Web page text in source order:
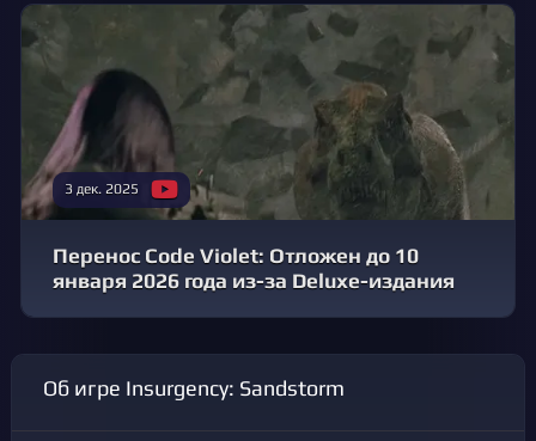
3 дек. 2025
Перенос Code Violet: Отложен до 10
января 2026 года из-за Deluxe-издания
Об игре Insurgency: Sandstorm